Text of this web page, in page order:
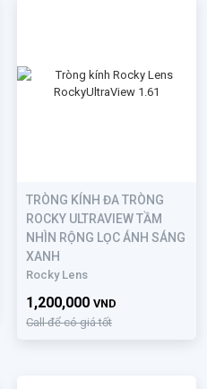
TRÒNG KÍNH ĐA TRÒNG
ROCKY ULTRAVIEW TẦM
NHÌN RỘNG LỌC ÁNH SÁNG
XANH
Rocky Lens
Call để có giá tốt
1,200,000 VND